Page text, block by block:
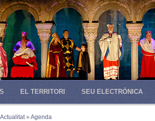
EL TERRITORI SEU ELECTRÒNICA
Actualitat» Agenda